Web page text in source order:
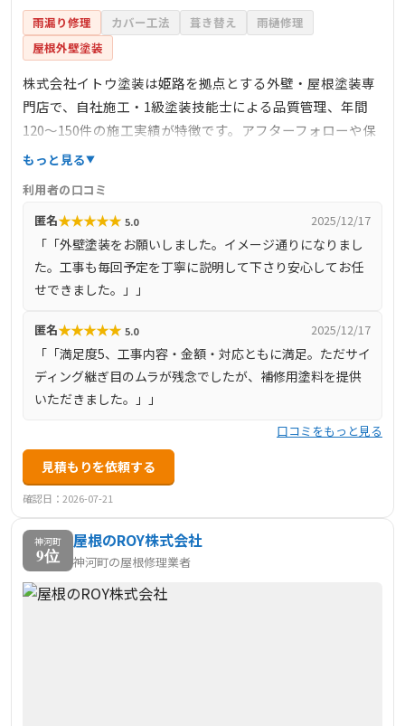
雨漏り修理 カバー工法 葺き替え
雨樋修理
屋根外壁塗装
株式会社イトウ塗装は姫路を拠点とする外壁・屋根塗装専
門店で、自社施工・1級塗装技能士による品質管理、年間
120〜150件の施工実績が特徴です。アフターフォローや保
証制度も整っており、無料見積もりや現地調査を実施中。
に高評価が多く、「はじめてでも安心」との声が多数寄せ
られています。
もっと見る
利用者の口コミ
匿名★★★★★ 5.0 2025/12/17
「「外壁塗装をお願いしました。イメージ通りになりまし
た。工事も毎回予定を丁寧に説明して下さり安心してお任
せできました。」」
匿名★★★★★ 5.0 2025/12/17
「「満足度5、工事内容・金額・対応ともに満足。ただサイ
ディング継ぎ目のムラが残念でしたが、補修用塗料を提供
いただきました。」」
口コミをもっと見る
見積もりを依頼する
確認日：2026-07-21
神河町
9位
屋根のROY株式会社
神河町の屋根修理業者